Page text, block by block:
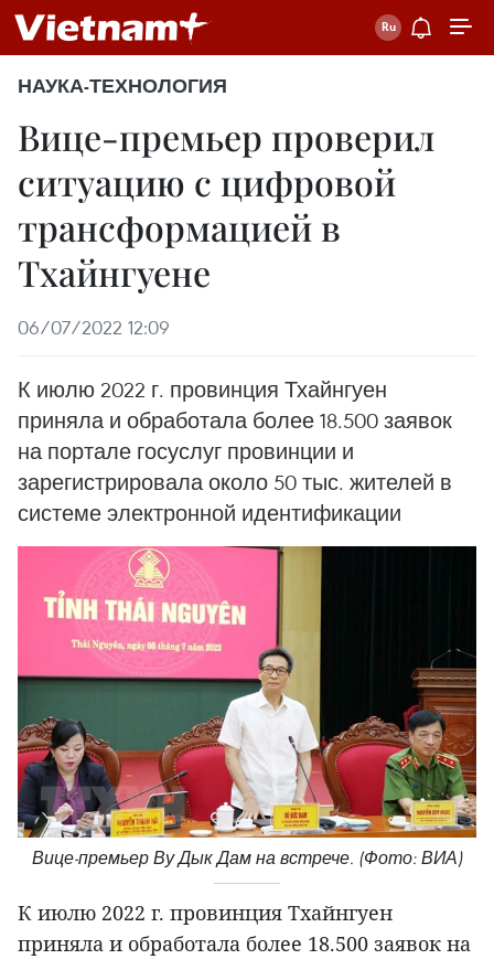
НАУКА-ТЕХНОЛОГИЯ
Вице-премьер проверил
ситуацию с цифровой
трансформацией в
Тхайнгуене
06/07/2022 12:09
К июлю 2022 г. провинция Тхайнгуен
приняла и обработала более 18.500 заявок
на портале госуслуг провинции и
зарегистрировала около 50 тыс. жителей в
системе электронной идентификации
Вице-премьер Ву Дык Дам на встрече. (Фото: ВИА)
К июлю 2022 г. провинция Тхайнгуен
приняла и обработала более 18.500 заявок на